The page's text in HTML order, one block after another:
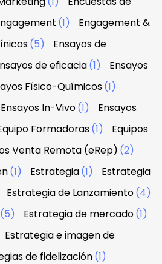
(1)
Engagement &
(5)
Ensayos de
de eficacia(1)
Ensayos
Físico-Químicos(1)
Ensayos In-Vivo(1)
Ensayos
Formadoras(1)
Equipos
Venta Remota (eRep) (2)
(1) Estrategia(1)
Estrategia
Estrategia de Lanzamiento(4)
(5) Estrategia de mercado(1)
Estrategia e imagen de
de fidelización(1)